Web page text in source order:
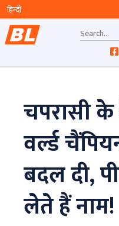
चपरासी
वर्ल्ड
बदल दी,
लेते हैं नाम!